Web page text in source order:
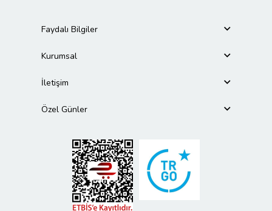
Faydalı Bilgiler
Kurumsal
İletişim
Özel Günler